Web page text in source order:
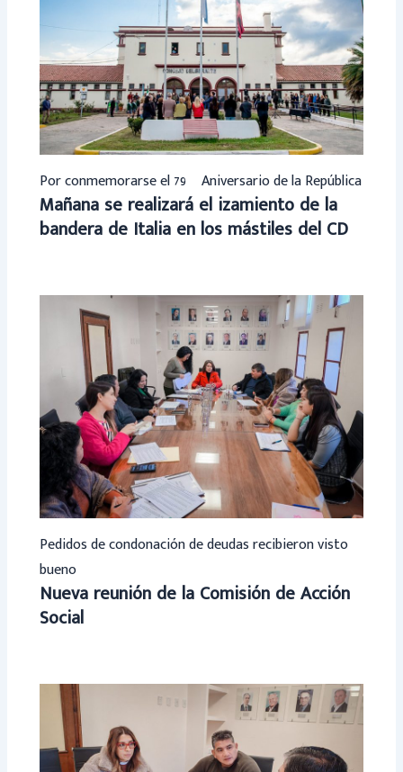
Por conmemorarse el 79º Aniversario de la República
Mañana se realizará el izamiento de la
bandera de Italia en los mástiles del CD
Pedidos de condonación de deudas recibieron visto
bueno
Nueva reunión de la Comisión de Acción
Social